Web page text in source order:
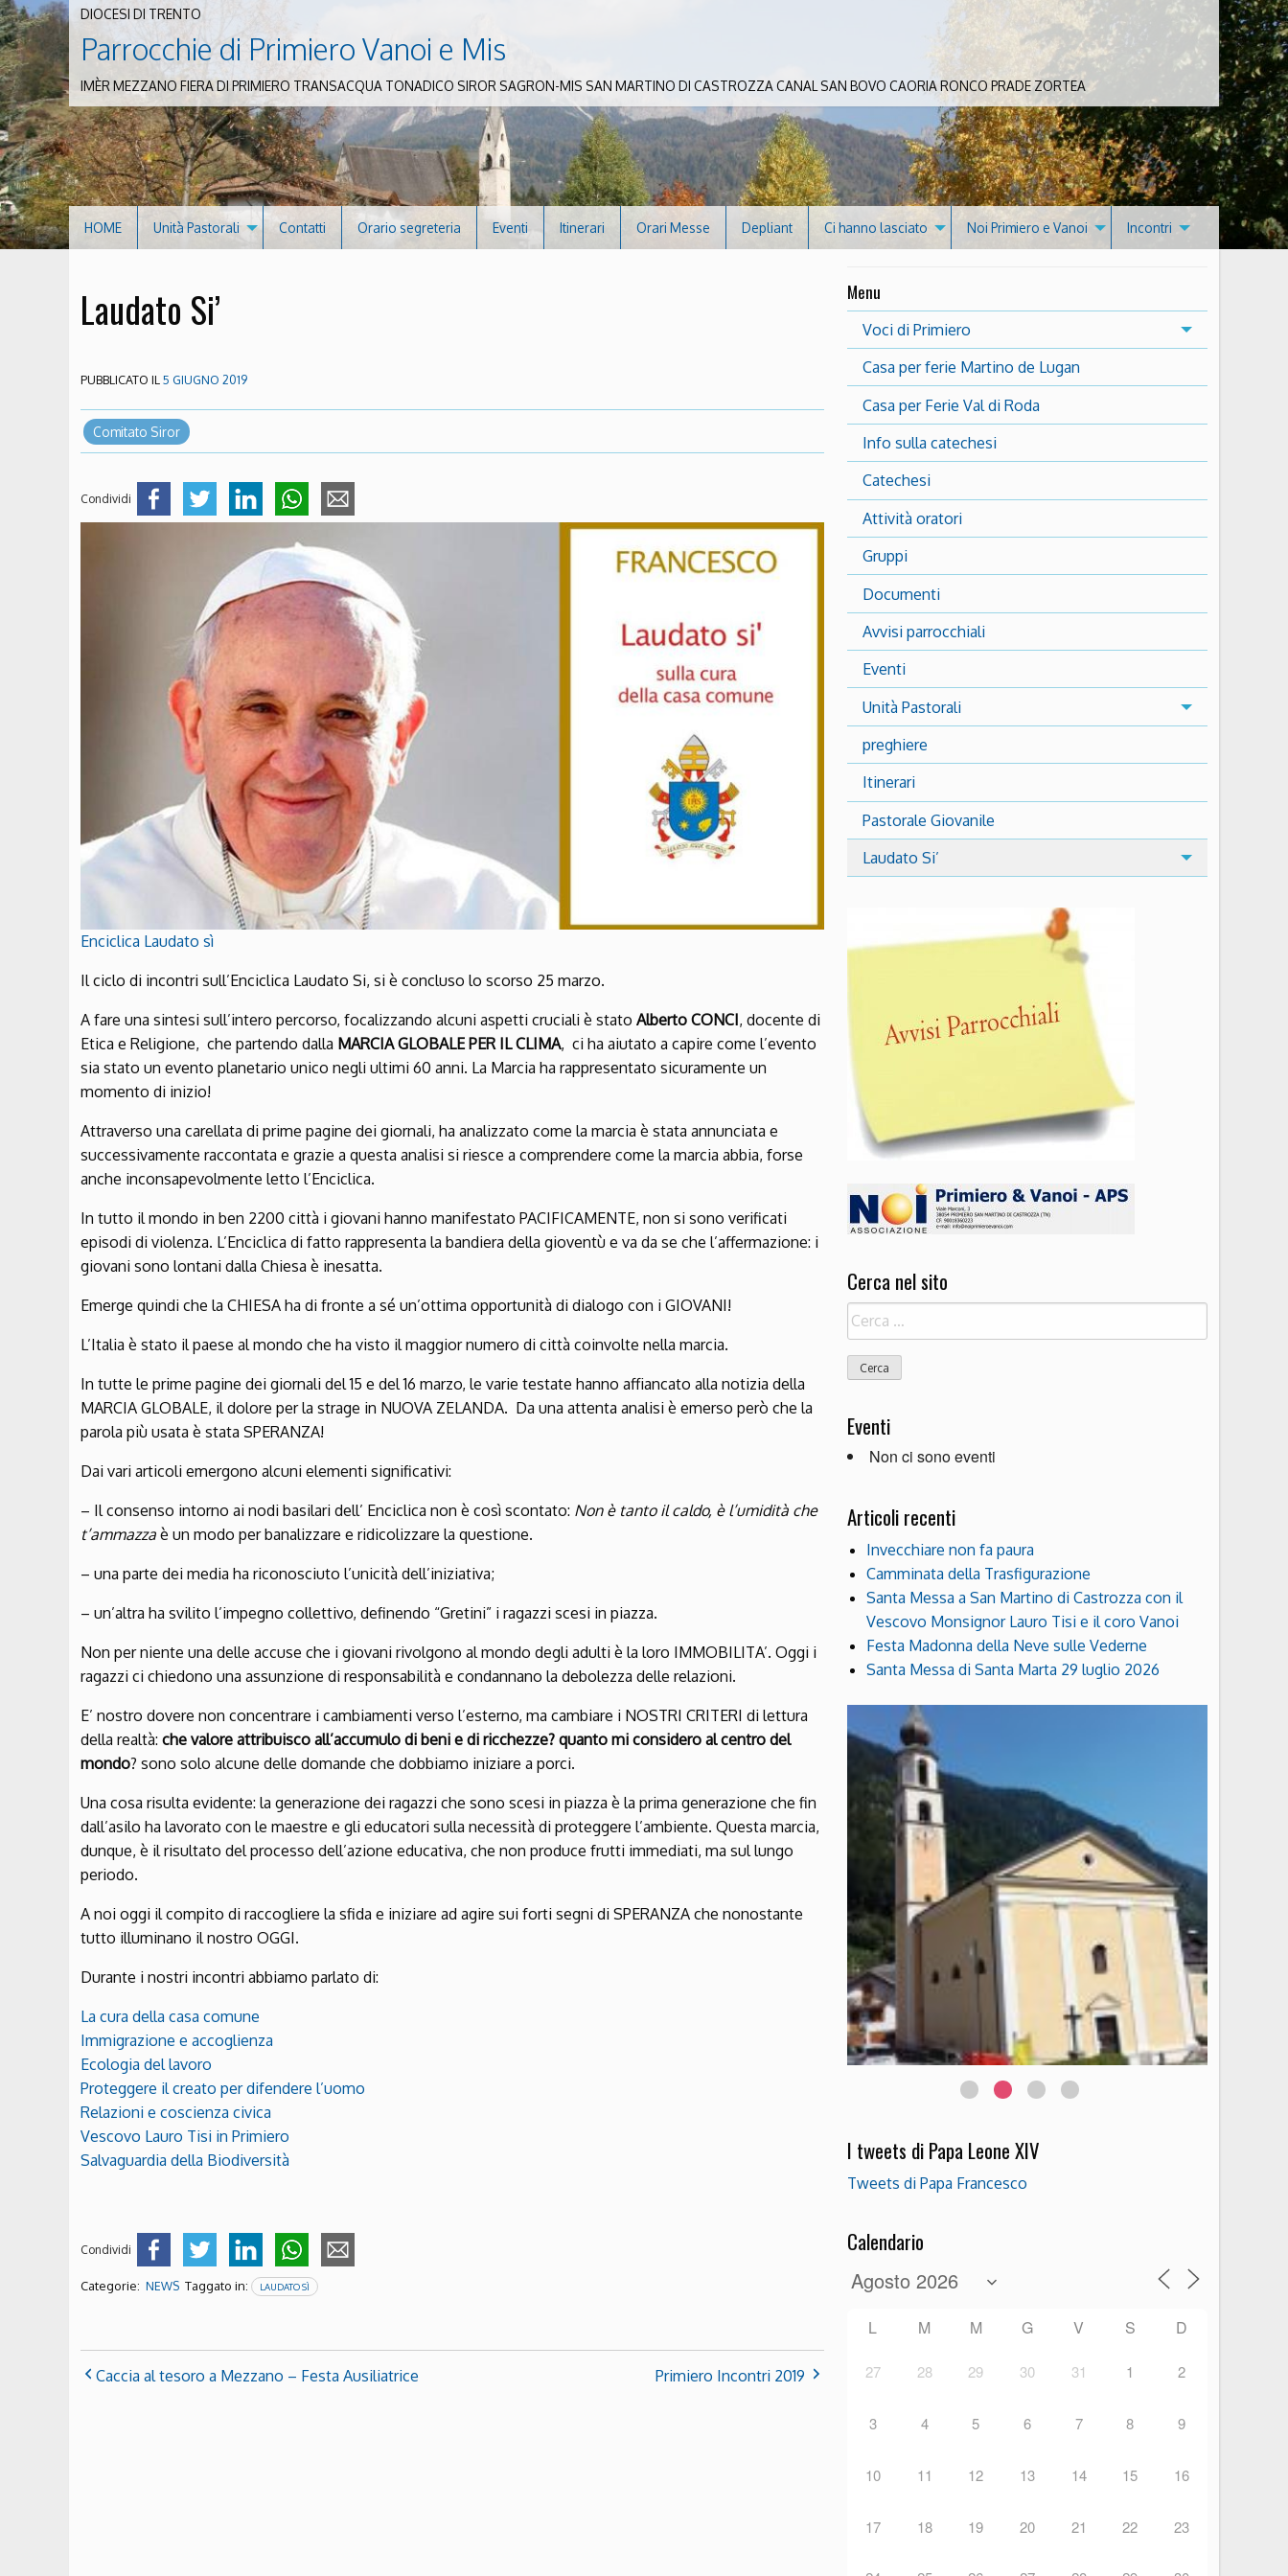
DIOCESI DI TRENTO
Parrocchie di Primiero Vanoi e Mis
IMÈR MEZZANO FIERA DI PRIMIERO TRANSACQUA TONADICO SIROR SAGRON-MIS SAN MARTINO DI CASTROZZA CANAL SAN BOVO CAORIA RONCO PRADE ZORTEA
HOME Unità Pastorali Contatti Orario segreteria Eventi Itinerari Orari Messe Depliant Ci hanno lasciato Noi Primiero e Vanoi Incontri
Laudato Si’
PUBBLICATO IL5 GIUGNO 2019
Comitato Siror
Condividi
Enciclica Laudato sì
Il ciclo di incontri sull’Enciclica Laudato Si, si è concluso lo scorso 25 marzo.
A fare una sintesi sull’intero percorso, focalizzando alcuni aspetti cruciali è stato Alberto CONCI, docente di
Etica e Religione, che partendo dalla MARCIA GLOBALE PER IL CLIMA, ci ha aiutato a capire come l’evento
sia stato un evento planetario unico negli ultimi 60 anni. La Marcia ha rappresentato sicuramente un
momento di inizio!
Attraverso una carellata di prime pagine dei giornali, ha analizzato come la marcia è stata annunciata e
successivamente raccontata e grazie a questa analisi si riesce a comprendere come la marcia abbia, forse
anche inconsapevolmente letto l’Enciclica.
In tutto il mondo in ben 2200 città i giovani hanno manifestato PACIFICAMENTE, non si sono verificati
episodi di violenza. L’Enciclica di fatto rappresenta la bandiera della gioventù e va da se che l’affermazione: i
giovani sono lontani dalla Chiesa è inesatta.
Emerge quindi che la CHIESA ha di fronte a sé un’ottima opportunità di dialogo con i GIOVANI!
L’Italia è stato il paese al mondo che ha visto il maggior numero di città coinvolte nella marcia.
In tutte le prime pagine dei giornali del 15 e del 16 marzo, le varie testate hanno affiancato alla notizia della
MARCIA GLOBALE, il dolore per la strage in NUOVA ZELANDA. Da una attenta analisi è emerso però che la
parola più usata è stata SPERANZA!
Dai vari articoli emergono alcuni elementi significativi:
– Il consenso intorno ai nodi basilari dell’ Enciclica non è così scontato: Non è tanto il caldo, è l’umidità che
t’ammazza è un modo per banalizzare e ridicolizzare la questione.
– una parte dei media ha riconosciuto l’unicità dell’iniziativa;
– un’altra ha svilito l’impegno collettivo, definendo “Gretini” i ragazzi scesi in piazza.
Non per niente una delle accuse che i giovani rivolgono al mondo degli adulti è la loro IMMOBILITA’. Oggi i
ragazzi ci chiedono una assunzione di responsabilità e condannano la debolezza delle relazioni.
E’ nostro dovere non concentrare i cambiamenti verso l’esterno, ma cambiare i NOSTRI CRITERI di lettura
della realtà: che valore attribuisco all’accumulo di beni e di ricchezze? quanto mi considero al centro del
mondo? sono solo alcune delle domande che dobbiamo iniziare a porci.
Una cosa risulta evidente: la generazione dei ragazzi che sono scesi in piazza è la prima generazione che fin
dall’asilo ha lavorato con le maestre e gli educatori sulla necessità di proteggere l’ambiente. Questa marcia,
dunque, è il risultato del processo dell’azione educativa, che non produce frutti immediati, ma sul lungo
periodo.
A noi oggi il compito di raccogliere la sfida e iniziare ad agire sui forti segni di SPERANZA che nonostante
tutto illuminano il nostro OGGI.
Durante i nostri incontri abbiamo parlato di:
La cura della casa comune
Immigrazione e accoglienza
Ecologia del lavoro
Proteggere il creato per difendere l’uomo
Relazioni e coscienza civica
Vescovo Lauro Tisi in Primiero
Salvaguardia della Biodiversità
Condividi
Categorie: NEWS Taggato in: LAUDATO SÌ
Caccia al tesoro a Mezzano – Festa Ausiliatrice Primiero Incontri 2019
Menu
Voci di Primiero
Casa per ferie Martino de Lugan
Casa per Ferie Val di Roda
Info sulla catechesi
Catechesi
Attività oratori
Gruppi
Documenti
Avvisi parrocchiali
Eventi
Unità Pastorali
preghiere
Itinerari
Pastorale Giovanile
Laudato Si’
Cerca nel sito
Ricerca
per:
Eventi
Non ci sono eventi
Articoli recenti
Invecchiare non fa paura
Camminata della Trasfigurazione
Santa Messa a San Martino di Castrozza con il
Vescovo Monsignor Lauro Tisi e il coro Vanoi
Festa Madonna della Neve sulle Vederne
Santa Messa di Santa Marta 29 luglio 2026
I tweets di Papa Leone XIV
Tweets di Papa Francesco
Calendario
L M M G V S D
27 28 29 30 31 1 2
3 4 5 6 7 8 9
10 11 12 13 14 15 16
17 18 19 20 21 22 23